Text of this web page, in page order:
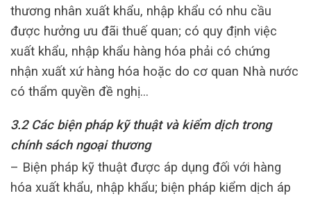
thương nhân xuất khẩu, nhập khẩu có nhu cầu
được hưởng ưu đãi thuế quan; có quy định việc
xuất khẩu, nhập khẩu hàng hóa phải có chứng
nhận xuất xứ hàng hóa hoặc do cơ quan Nhà nước
có thẩm quyền đề nghị…
3.2 Các biện pháp kỹ thuật và kiểm dịch trong
chính sách ngoại thương
– Biện pháp kỹ thuật được áp dụng đối với hàng
hóa xuất khẩu, nhập khẩu; biện pháp kiểm dịch áp